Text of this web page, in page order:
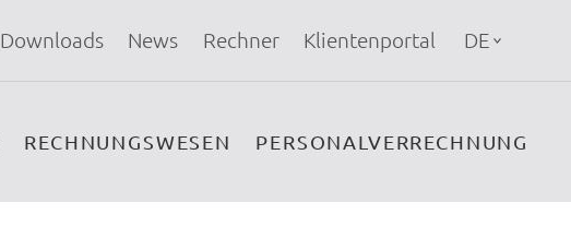
Downloads News Rechner Klientenportal DE
RECHNUNGSWESEN PERSONALVERRECHNUNG